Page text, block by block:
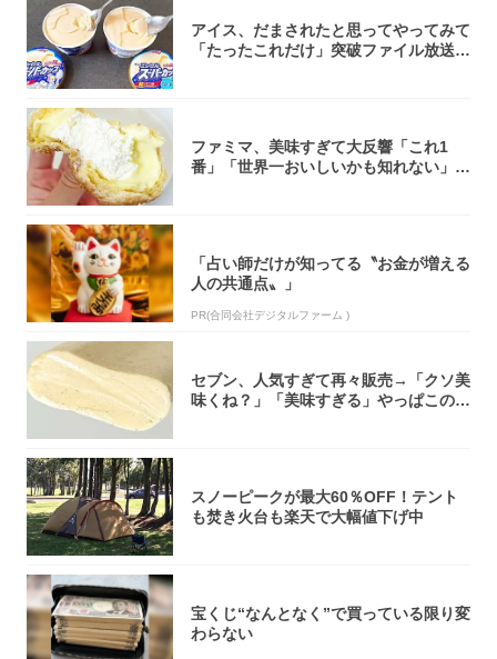
アイス、だまされたと思ってやってみて
「たったこれだけ」突破ファイル放送で
ファミマ、美味すぎて大反響「これ1
番」「世界一おいしいかも知れない」
「占い師だけが知ってる〝お金が増える
人の共通点〟」
PR(合同会社デジタルファーム )
セブン、人気すぎて再々販売→「クソ美
味くね？」「美味すぎる」やっぱこのク
スノーピークが最大60％OFF！テント
も焚き火台も楽天で大幅値下げ中
宝くじ“なんとなく”で買っている限り変
わらない